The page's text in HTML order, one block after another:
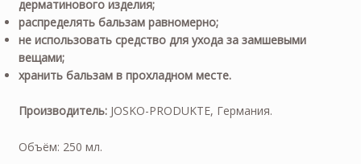
дерматинового изделия;
распределять бальзам равномерно;
не использовать средство для ухода за замшевыми
вещами;
хранить бальзам в прохладном месте.
Производитель: JOSKO-PRODUKTE, Германия.
Объём: 250 мл.